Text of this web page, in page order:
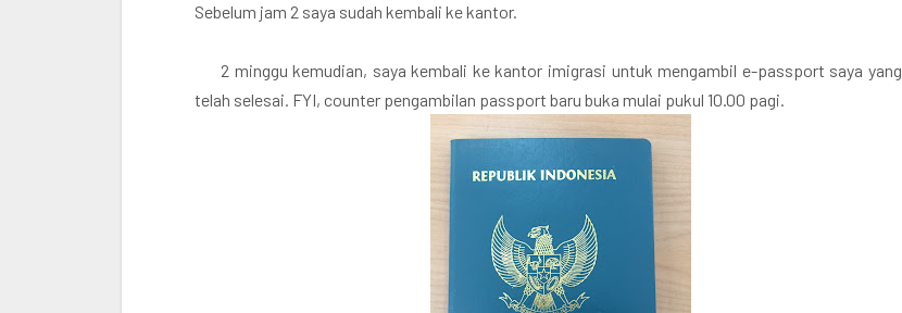
Sebelum jam 2 saya sudah kembali ke kantor.
2 minggu kemudian, saya kembali ke kantor imigrasi untuk mengambil e-passport saya yang
telah selesai. FYI, counter pengambilan passport baru buka mulai pukul 10.00 pagi.